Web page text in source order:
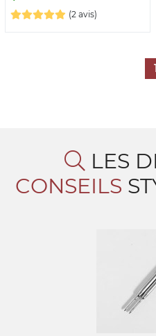
(2 avis)
1
LES
CONSEILS